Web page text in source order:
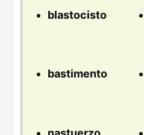
blastocisto
bastimento